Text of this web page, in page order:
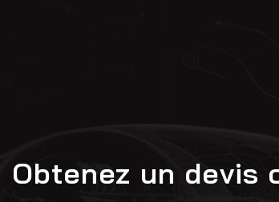
Obtenez un devis